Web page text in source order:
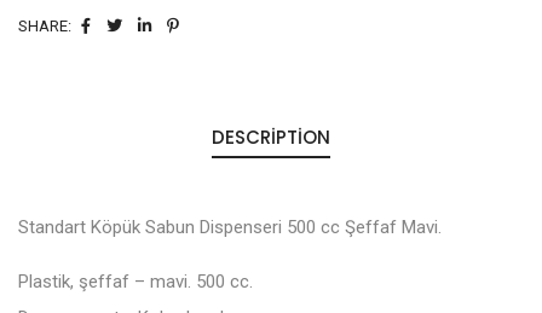
SHARE:
DESCRIPTION
Standart Köpük Sabun Dispenseri 500 cc Şeffaf Mavi.
Plastik, şeffaf – mavi. 500 cc.